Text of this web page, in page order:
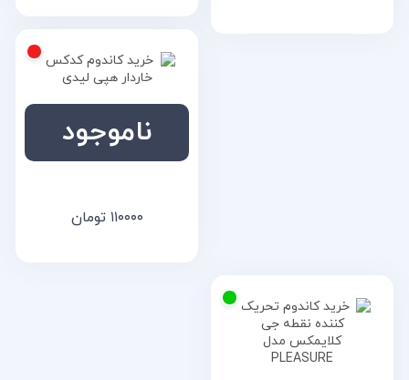
ناموجود
خرید کاندوم کدکس خاردار
هپی لیدی Happy lady
۱۱۰۰۰۰ تومان